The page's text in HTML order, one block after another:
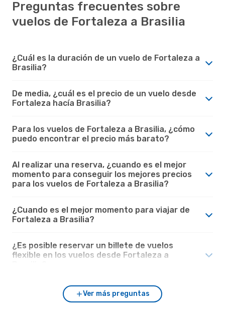
Preguntas frecuentes sobre
vuelos de Fortaleza a Brasilia
¿Cuál es la duración de un vuelo de Fortaleza a
Brasilia?
De media, ¿cuál es el precio de un vuelo desde
Fortaleza hacía Brasilia?
Para los vuelos de Fortaleza a Brasilia, ¿cómo
puedo encontrar el precio más barato?
Al realizar una reserva, ¿cuando es el mejor
momento para conseguir los mejores precios
para los vuelos de Fortaleza a Brasilia?
¿Cuando es el mejor momento para viajar de
Fortaleza a Brasilia?
¿Es posible reservar un billete de vuelos
flexible en los vuelos desde Fortaleza a
Ver más preguntas